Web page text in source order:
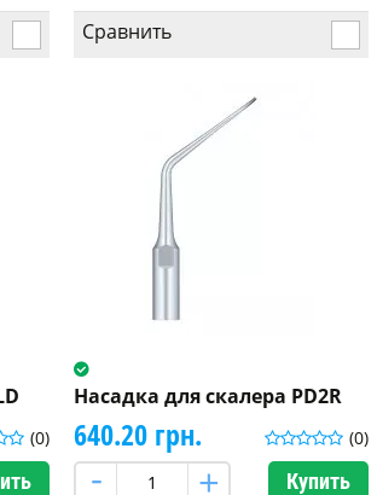
Сравнить
(0)
Насадка для скалера PD2R
(0)
640.20 грн.
Купить